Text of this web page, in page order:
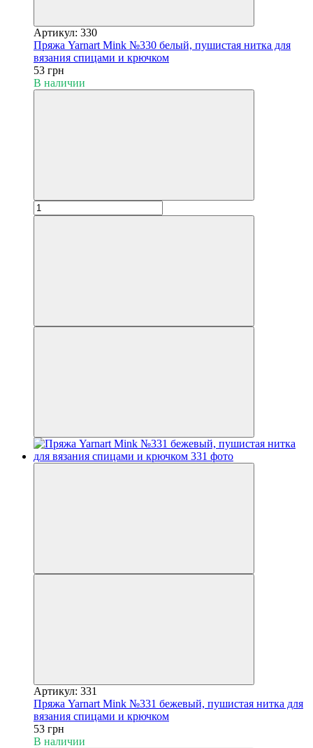
Артикул: 330
Пряжа Yarnart Mink №330 белый, пушистая нитка для
вязания спицами и крючком
53 грн
В наличии
Артикул: 331
Пряжа Yarnart Mink №331 бежевый, пушистая нитка для
вязания спицами и крючком
53 грн
В наличии